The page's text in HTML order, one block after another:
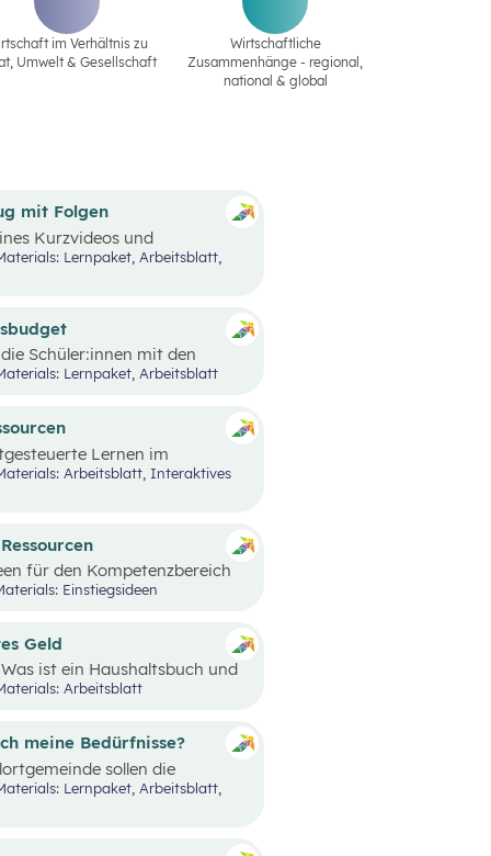
im Verhältnis zu
Umwelt & Gesellschaft
Wirtschaftliche
Zusammenhänge - regional,
national & global
für den Kompetenzbereich
präsentiert.
Einstiegsideen
meine Bedürfnisse?
sollen die
eine eigene Bedürfniskarte
stehende
Geld
ist ein Haushaltsbuch und
präsent und begleitet
Arbeitsblatt
Schüler:innen mit den
Lernpaket, Arbeitsblatt
mit Folgen
Kurzvideos und
Entscheidungen und
oftmals bereits vor
muss aufgrund der
nicht die einzige
Lernen im
und Energieträger für
für die Umwelt und